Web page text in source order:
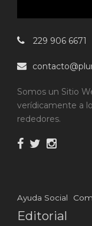
229 906 6671
Somos un Sitio
verídicamente a
rededores.
Ayuda Social
Editorial